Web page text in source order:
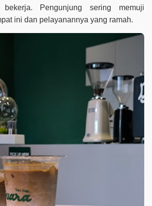
bekerja. Pengunjung sering memuji
ini dan pelayanannya yang ramah.